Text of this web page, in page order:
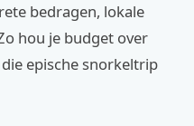
bedragen, lokale
hou je budget over
epische snorkeltrip